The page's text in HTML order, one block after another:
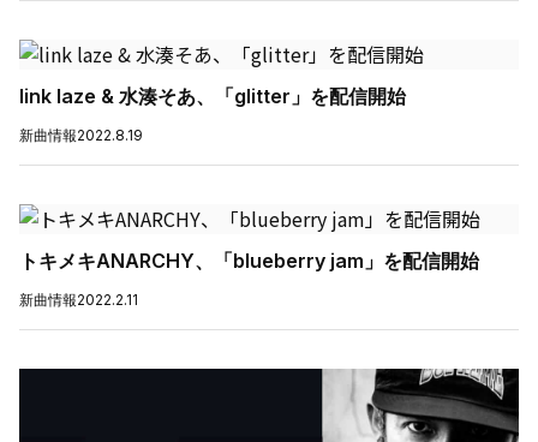
link laze & 水湊そあ、「glitter」を配信開始
新曲情報2022.8.19
トキメキANARCHY、「blueberry jam」を配信開始
新曲情報2022.2.11